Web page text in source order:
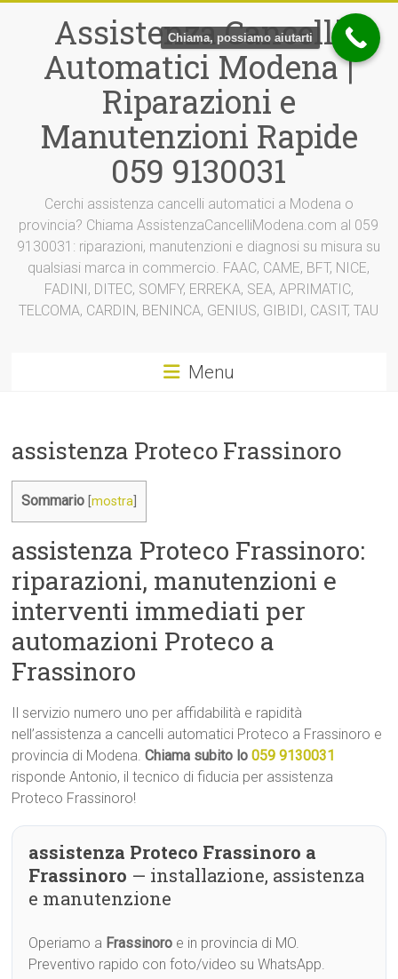
contenutoAssistenza Cancelli
Automatici Modena |
Riparazioni e
Manutenzioni Rapide
059 9130031
Cerchi assistenza cancelli automatici a Modena o
provincia? Chiama AssistenzaCancelliModena.com al 059
9130031: riparazioni, manutenzioni e diagnosi su misura su
qualsiasi marca in commercio. FAAC, CAME, BFT, NICE,
FADINI, DITEC, SOMFY, ERREKA, SEA, APRIMATIC,
TELCOMA, CARDIN, BENINCA, GENIUS, GIBIDI, CASIT, TAU
Menu
assistenza Proteco Frassinoro
Sommario [mostra
assistenza Proteco Frassinoro:
riparazioni, manutenzioni e
interventi immediati per
automazioni Proteco a
Frassinoro
Il servizio numero uno per affidabilità e rapidità
nell’assistenza a cancelli automatici Proteco a Frassinoro e
provincia di Modena.Chiama subito lo059 9130031
risponde Antonio, il tecnico di fiducia per assistenza
Proteco Frassinoro!
assistenza Proteco Frassinoro a
Frassinoro — installazione, assistenza
e manutenzione
Operiamo a Frassinoro e in provincia di MO.
Preventivo rapido con foto/video su WhatsApp.
Chiama, possiamo aiutarti